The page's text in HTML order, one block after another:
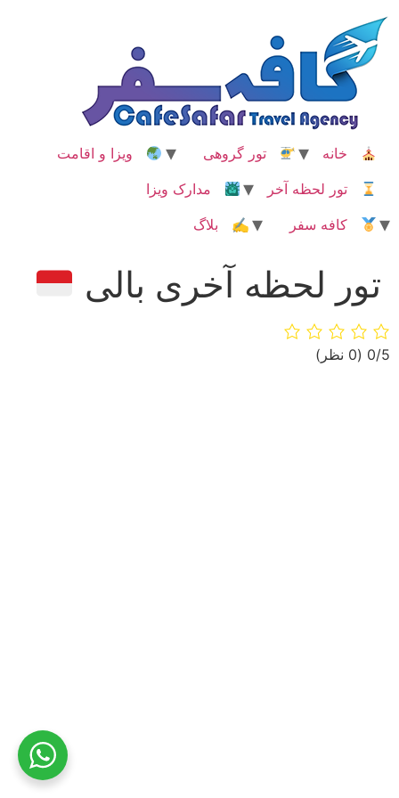
محتوا
خانه تور گروهی
ویزا و اقامت
تور لحظه آخر
مدارک ویزا
کافه سفر
✍ بلاگ
تور لحظه آخری بالی
‫0/5 ‫(0 نظر)